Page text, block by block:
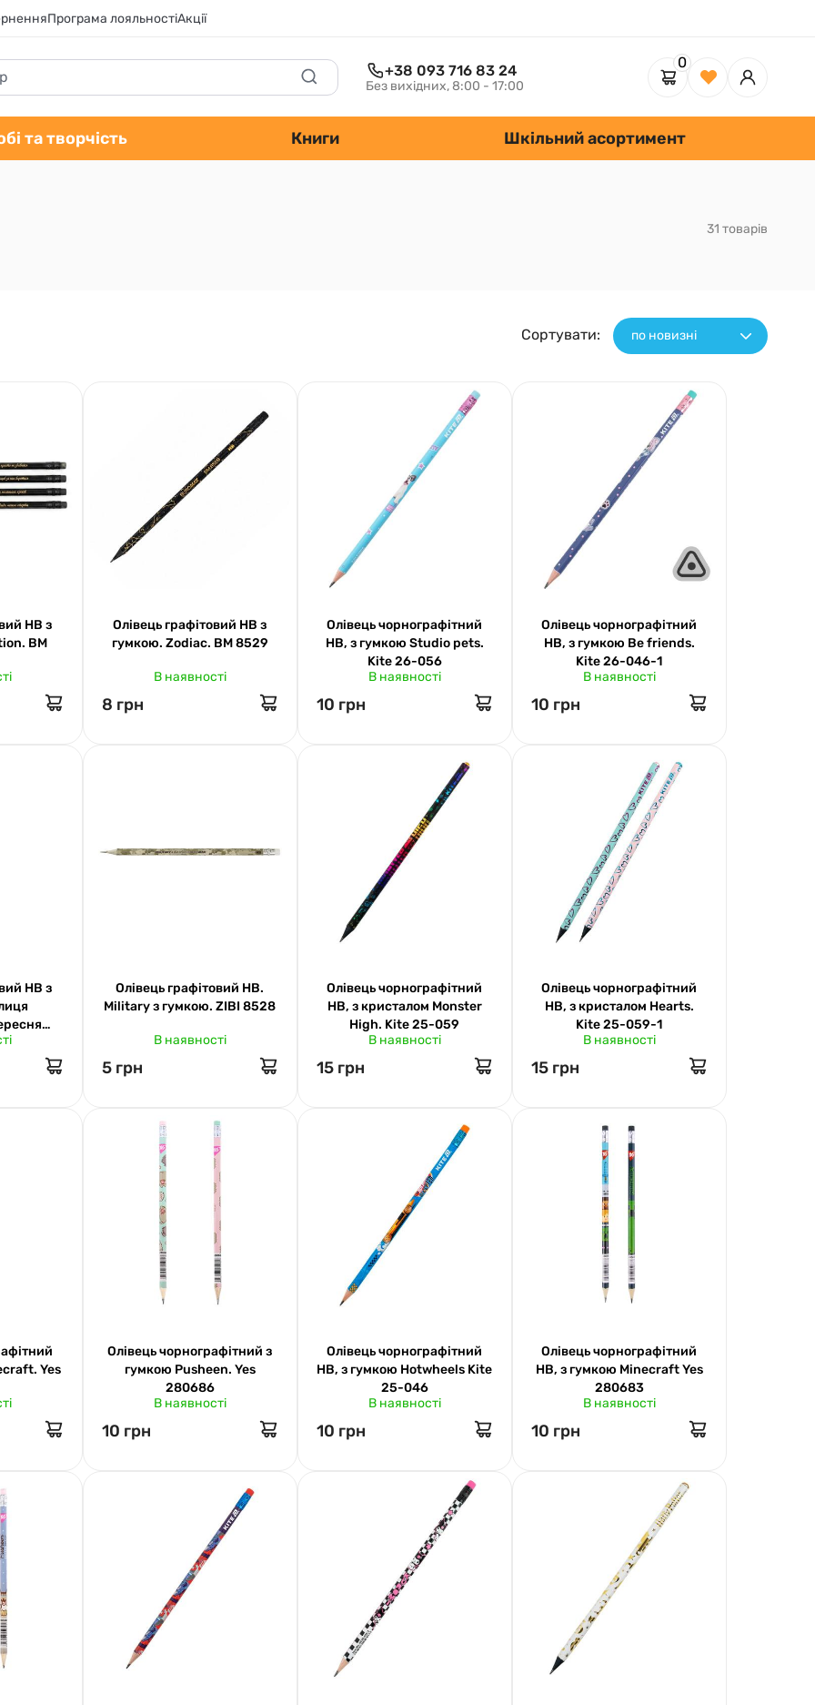
Програма лояльностіАкції
+38 093 716 83 24
Без вихідних, 8:00 - 17:00
0
та творчість Книги Шкільний асортимент
31 товарів
Сортувати: по новизні
НВ з
BM
Олівець графітовий НВ з
гумкою. Zodiac. BM 8529
В наявності
8 грн
Олівець чорнографітний
НВ, з гумкою Studio pets.
Kite 26-056
В наявності
10 грн
Олівець чорнографітний
НВ, з гумкою Be friends.
Kite 26-046-1
В наявності
10 грн
НВ з
Олівець графітовий НВ.
Military з гумкою. ZIBI 8528
В наявності
5 грн
Олівець чорнографітний
НВ, з кристалом Monster
High. Kite 25-059
В наявності
15 грн
Олівець чорнографітний
НВ, з кристалом Hearts.
Kite 25-059-1
В наявності
15 грн
Yes
Олівець чорнографітний з
гумкою Pusheen. Yes
280686
В наявності
10 грн
Олівець чорнографітний
НВ, з гумкою Hotwheels Kite
25-046
В наявності
10 грн
Олівець чорнографітний
НВ, з гумкою Minecraft Yes
280683
В наявності
10 грн